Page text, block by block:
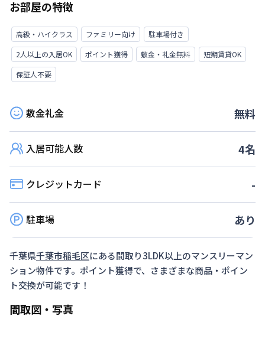
お部屋の特徴
高級・ハイクラス ファミリー向け
駐車場付き
2人以上の入居OK
ポイント獲得 敷金・礼金無料
短期賃貸OK
保証人不要
敷金礼金 無料
入居可能人数 4名
クレジットカード -
駐車場 あり
千葉県千葉市稲毛区にある間取り3LDK以上のマンスリーマン
ション物件です。ポイント獲得で、さまざまな商品・ポイン
ト交換が可能です！
間取図・写真